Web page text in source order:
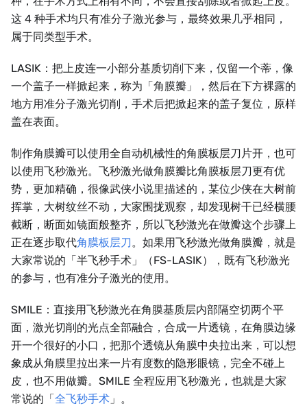
这 4 种手术均只有准分子激光参与，最终效果几乎相同，
属于同类型手术。
LASIK：把上皮连一小部分基质切削下来，仅留一个蒂，像
一个盖子一样掀起来，称为「角膜瓣」，然后在下方裸露的
地方用准分子激光切削，手术后把掀起来的盖子复位，原样
盖在表面。
制作角膜瓣可以使用全自动机械性的角膜板层刀片开，也可
以使用飞秒激光。飞秒激光做角膜瓣比角膜板层刀更有优
势，更加精确，很像武侠小说里描述的，某位少侠在大树前
挥掌，大树纹丝不动，大家围拢观察，却发现树干已经横腰
截断，断面如镜面般整齐，所以飞秒激光在做瓣这个步骤上
正在逐步取代角膜板层刀。如果用飞秒激光做角膜瓣，就是
大家常说的「半飞秒手术」（FS-LASIK），既有飞秒激光
的参与，也有准分子激光的使用。
SMILE：直接用飞秒激光在角膜基质层内部隔空切两个平
面，激光切削的光点全部融合，合成一片透镜，在角膜边缘
开一个很好的小口，把那个透镜从角膜中央拉出来，可以想
象成从角膜里拉出来一片有度数的隐形眼镜，完全不碰上
皮，也不用做瓣。SMILE 全程应用飞秒激光，也就是大家
常说的「全飞秒手术 」。